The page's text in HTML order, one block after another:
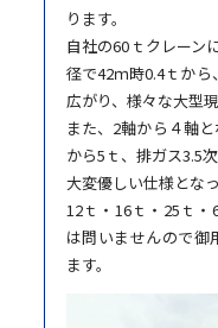
ります。
自社の60ｔクレーン
径で42ｍ時0.4ｔか
広がり、様々な大型
また、2軸から４軸
から5ｔ、排ガス3.5
大変優しい仕様とな
12ｔ・16ｔ・25ｔ
は問いませんので御
ます。